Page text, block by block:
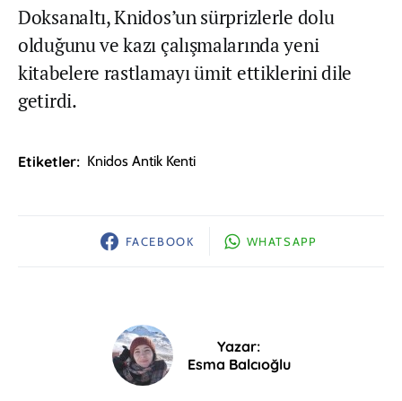
Doksanaltı, Knidos’un sürprizlerle dolu
olduğunu ve kazı çalışmalarında yeni
kitabelere rastlamayı ümit ettiklerini dile
getirdi.
Etiketler: Knidos Antik Kenti
FACEBOOK WHATSAPP
Yazar:
Esma Balcıoğlu